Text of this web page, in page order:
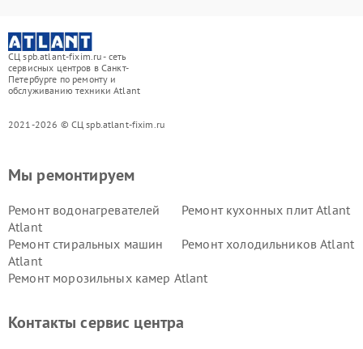
СЦ spb.atlant-fixim.ru - сеть
сервисных центров в Санкт-
Петербурге по ремонту и
обслуживанию техники Atlant
2021-2026 © СЦ spb.atlant-fixim.ru
Мы ремонтируем
Ремонт водонагревателей
Atlant
Ремонт кухонных плит Atlant
Ремонт стиральных машин
Atlant
Ремонт холодильников Atlant
Ремонт морозильных камер Atlant
Контакты сервис центра